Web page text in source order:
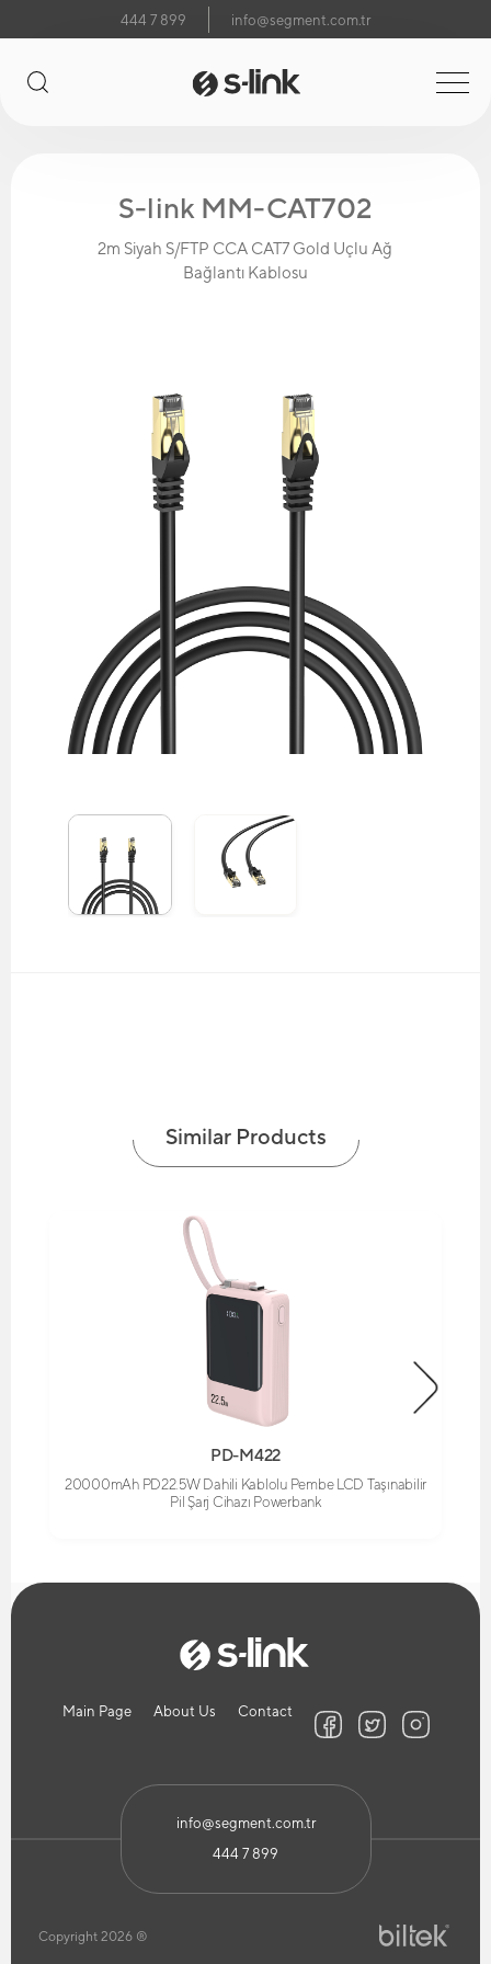
444 7 899 info@segment.com.tr
S-link MM-CAT702
2m Siyah S/FTP CCA CAT7 Gold Uçlu Ağ
Bağlantı Kablosu
Similar Products
PD-M422
20000mAh PD22.5W Dahili Kablolu Pembe LCD Taşınabilir
Pil Şarj Cihazı Powerbank
Main Page About Us Contact
info@segment.com.tr
444 7 899
Copyright 2026 ®